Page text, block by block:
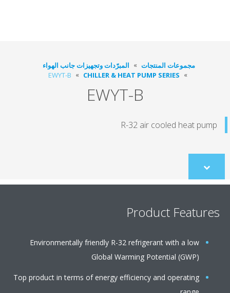
مجموعات المنتجات
المبرّدات وتجهيزات جانب الهواء
CHILLER & HEAT PUMP SERIES
EWYT-B
EWYT-B
R-32 air cooled heat
Scroll
to
Product
Environmentally friendly R-32 refrigerant with a low
Global Warming Potential (GWP)
Top product in terms of energy efficiency and operating